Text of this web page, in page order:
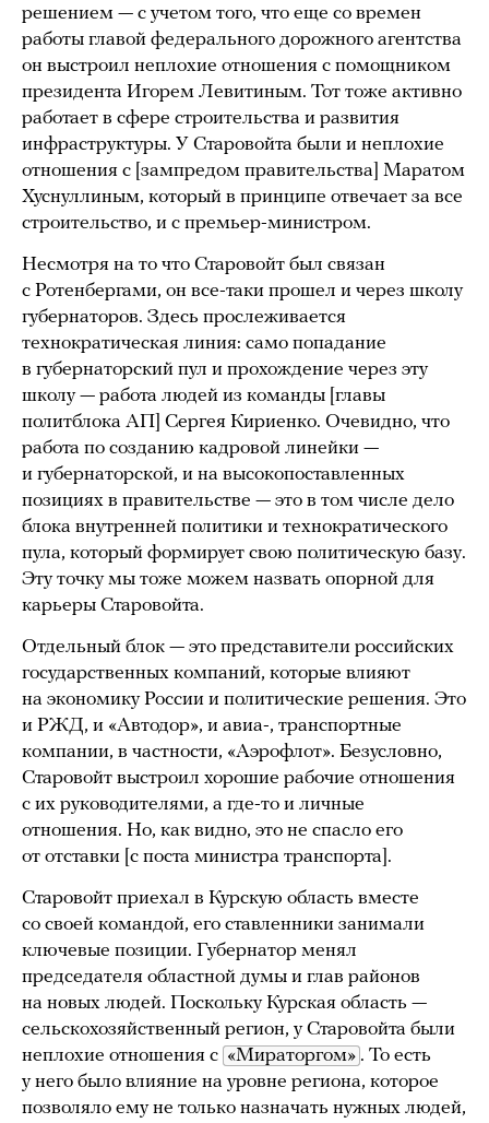
решением — с учетом того, что еще со времен
работы главой федерального дорожного агентства
он выстроил неплохие отношения с помощником
президента Игорем Левитиным. Тот тоже активно
работает в сфере строительства и развития
инфраструктуры. У Старовойта были и неплохие
отношения с [зампредом правительства] Маратом
Хуснуллиным, который в принципе отвечает за все
строительство, и с премьер-министром.
Несмотря на то что Старовойт был связан
с Ротенбергами, он все-таки прошел и через школу
губернаторов. Здесь прослеживается
технократическая линия: само попадание
в губернаторский пул и прохождение через эту
школу — работа людей из команды [главы
политблока АП] Сергея Кириенко. Очевидно, что
работа по созданию кадровой линейки —
и губернаторской, и на высокопоставленных
позициях в правительстве — это в том числе дело
блока внутренней политики и технократического
пула, который формирует свою политическую базу.
Эту точку мы тоже можем назвать опорной для
карьеры Старовойта.
Отдельный блок — это представители российских
государственных компаний, которые влияют
на экономику России и политические решения. Это
и РЖД, и «Автодор», и авиа-, транспортные
компании, в частности, «Аэрофлот». Безусловно,
Старовойт выстроил хорошие рабочие отношения
с их руководителями, а где-то и личные
отношения. Но, как видно, это не спасло его
от отставки [с поста министра транспорта].
Старовойт приехал в Курскую область вместе
со своей командой, его ставленники занимали
ключевые позиции. Губернатор менял
председателя областной думы и глав районов
на новых людей. Поскольку Курская область —
сельскохозяйственный регион, у Старовойта были
неплохие отношения с «Мираторгом» . То есть
у него было влияние на уровне региона, которое
позволяло ему не только назначать нужных людей,